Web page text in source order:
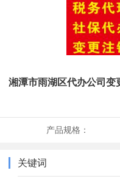
湘潭市雨湖区代办公司变
产品规格：
关键词